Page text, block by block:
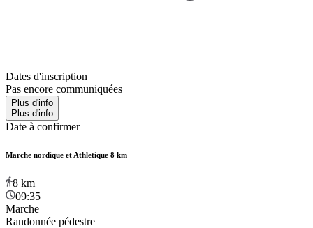
Dates d'inscription
Pas encore communiquées
Plus d'info
Plus d'info
Date à confirmer
Marche nordique et Athletique 8 km
8 km
09:35
Marche
Randonnée pédestre